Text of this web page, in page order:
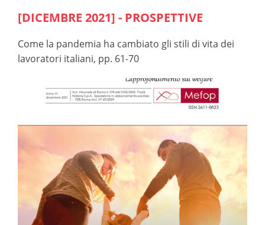
[DICEMBRE 2021] - PROSPETTIVE
Come la pandemia ha cambiato gli stili di vita dei
lavoratori italiani, pp. 61-70